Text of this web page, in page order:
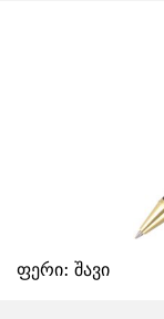
ფერი: შავი